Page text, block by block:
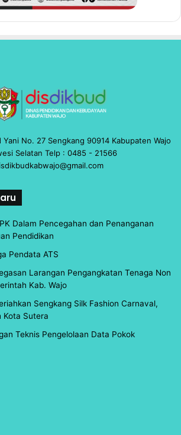
No. 27 Sengkang 90914 Kabupaten Wajo
Selatan Telp : 0485 - 21566
Dalam Pencegahan dan Penanganan
Pendidikan
Pendata ATS
Larangan Pengangkatan Tenaga Non
Kab. Wajo
Sengkang Silk Fashion Carnaval,
Kota Sutera
Teknis Pengelolaan Data Pokok